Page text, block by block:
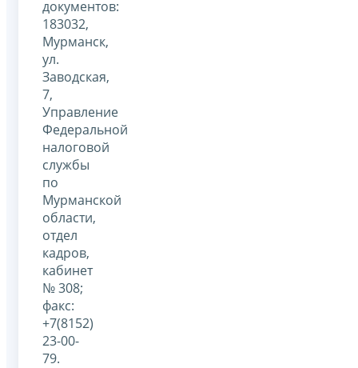
документов:
183032,
Мурманск,
ул.
Заводская,
7,
Управление
Федеральной
налоговой
службы
по
Мурманской
области,
отдел
кадров,
кабинет
№ 308;
факс:
+7(8152)
23-00-
79.